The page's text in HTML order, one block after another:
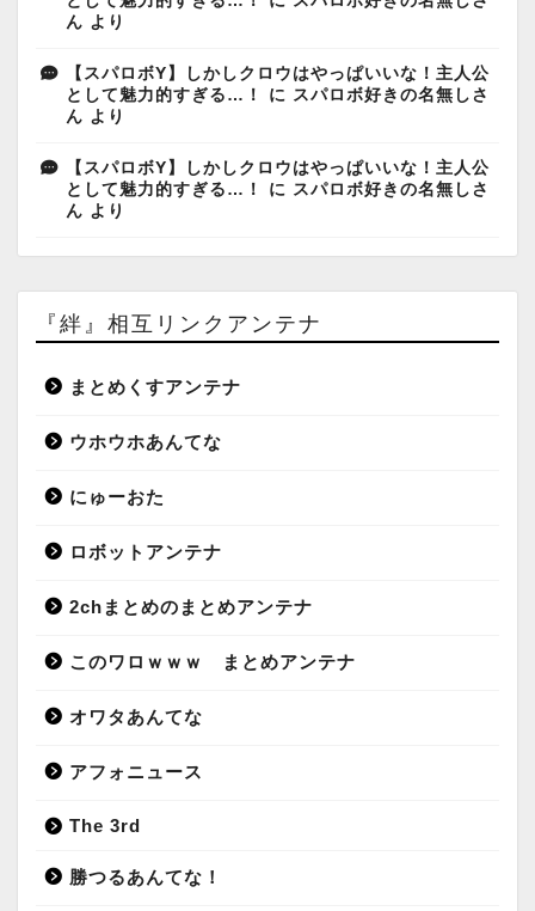
ん より
【スパロボY】しかしクロウはやっぱいいな！主人公
として魅力的すぎる…！
に スパロボ好きの名無しさ
ん より
【スパロボY】しかしクロウはやっぱいいな！主人公
として魅力的すぎる…！
に スパロボ好きの名無しさ
ん より
『絆』相互リンクアンテナ
まとめくすアンテナ
ウホウホあんてな
にゅーおた
ロボットアンテナ
2chまとめのまとめアンテナ
このワロｗｗｗ まとめアンテナ
オワタあんてな
アフォニュース
The 3rd
勝つるあんてな！